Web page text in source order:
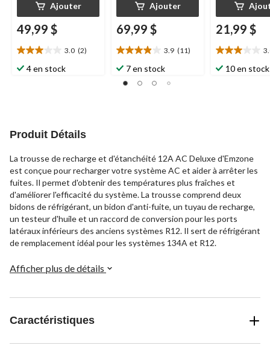
Ajouter
49,99 $
3.0 (2)
3.0
étoile(s)
4 en stock
Ajouter
69,99 $
3.9 (11)
3.9
étoile(s)
sur
7 en stock
21,99 $
3.0
étoile(s)
10 en stock
Produit Détails
La trousse de recharge et d'étanchéité 12A AC Deluxe d'Emzone
est conçue pour recharger votre système AC et aider à arrêter les
fuites. Il permet d'obtenir des températures plus fraîches et
d'améliorer l'efficacité du système. La trousse comprend deux
bidons de réfrigérant, un bidon d'anti-fuite, un tuyau de recharge,
un testeur d'huile et un raccord de conversion pour les ports
latéraux inférieurs des anciens systèmes R12. Il sert de réfrigérant
de remplacement idéal pour les systèmes 134A et R12.
Afficher plus de détails
Caractéristiques